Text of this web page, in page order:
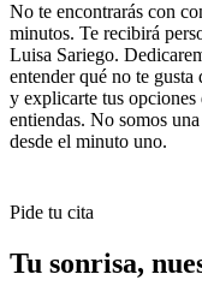
No te encontrarás con
minutos. Te recibirá
Luisa Sariego.
entender qué no te gusta
y explicarte tus
entiendas. No somos
desde el minuto uno.
Pide tu cita
Tu sonrisa,